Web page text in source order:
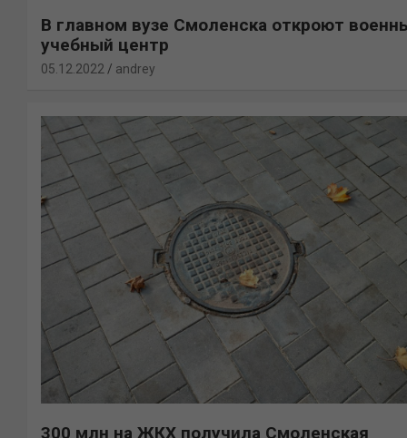
В главном вузе Смоленска откроют
учебный центр
05.12.2022 andrey
300 млн на ЖКХ получила Смоленская